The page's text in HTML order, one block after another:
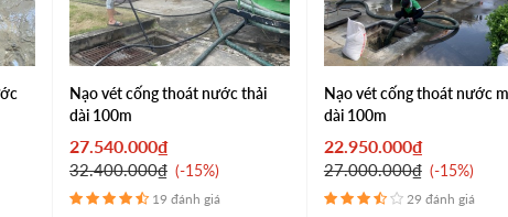
Nạo vét cống thoát nước thải
dài 100m
27.540.000₫
32.400.000₫ -15%
19 đánh giá
Nạo vét cống thoát nước
dài 100m
22.950.000₫
27.000.000₫ -15%
29 đánh giá